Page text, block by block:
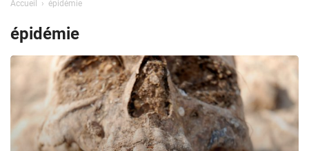
Accueil épidémie
épidémie